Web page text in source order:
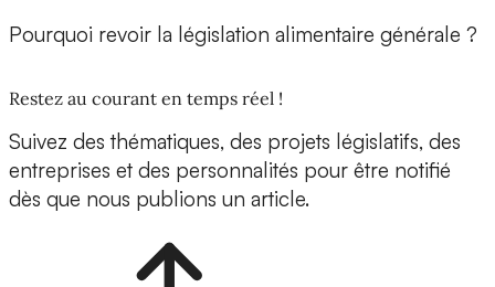
Pourquoi revoir la législation alimentaire générale ?
Restez au courant en temps réel !
Suivez des thématiques, des projets législatifs, des
entreprises et des personnalités pour être notifié
dès que nous publions un article.